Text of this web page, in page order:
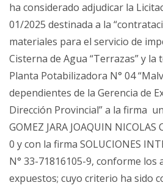
ha considerado adjudicar la
01/2025 destinada a la
materiales para el servicio de
Cisterna de Agua “Terrazas” y la
Planta Potabilizadora N° 04
dependientes de la Gerencia de
Dirección Provincial” a la firma
GOMEZ JARA JOAQUIN
0 y con la firma SOLUCIONES
N° 33-71816105-9, conforme
expuestos; cuyo criterio ha sido